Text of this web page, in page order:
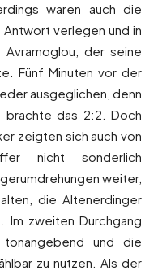
waren auch die
verlegen und in
der seine
Fünf Minuten vor der
ausgeglichen, denn
brachte das 2:2. Doch
zeigten sich auch von
nicht sonderlich
weiter,
die Altenerdinger
Im zweiten Durchgang
und die
zu nutzen. Als der